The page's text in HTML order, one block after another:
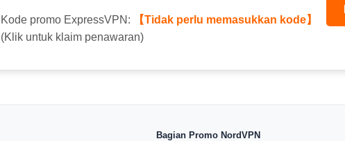
Kode promo ExpressVPN:
【Tidak perlu memasukkan kode】
(Klik untuk klaim penawaran)
Bagian Promo NordVPN